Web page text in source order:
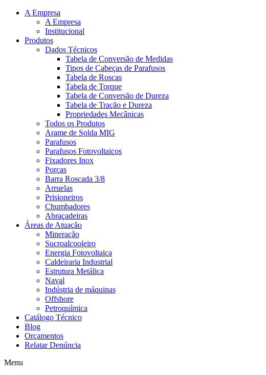
A Empresa
A Empresa
Institucional
Produtos
Dados Técnicos
Tabela de Conversão de Medidas
Tipos de Cabeças de Parafusos
Tabela de Roscas
Tabela de Torque
Tabela de Conversão de Dureza
Tabela de Tração e Dureza
Propriedades Mecânicas
Todos os Produtos
Arame de Solda MIG
Parafusos
Parafusos Fotovoltaicos
Fixadores Inox
Porcas
Barra Roscada 3/8
Arruelas
Prisioneiros
Chumbadores
Abraçadeiras
Áreas de Atuação
Mineração
Sucroalcooleiro
Energia Fotovoltaica
Caldeiraria Industrial
Estrutura Metálica
Naval
Indústria de máquinas
Offshore
Petroquímica
Catálogo Técnico
Blog
Orçamentos
Relatar Denúncia
Menu